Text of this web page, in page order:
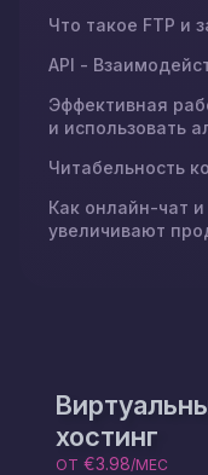
Что такое FTP и
API -
Эффективная
и использовать
Читабельность
Как онлайн-чат
увеличивают
хостинг
ОТ €3.98/МЕС